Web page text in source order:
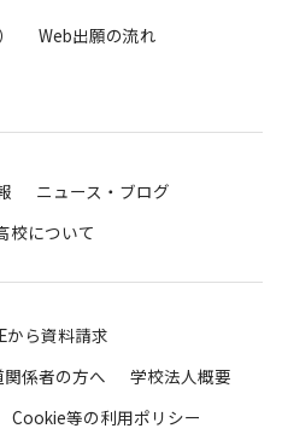
Web出願の流れ
ニュース・ブログ
校について
から資料請求
関係者の方へ
学校法人概要
Cookie等の利用ポリシー